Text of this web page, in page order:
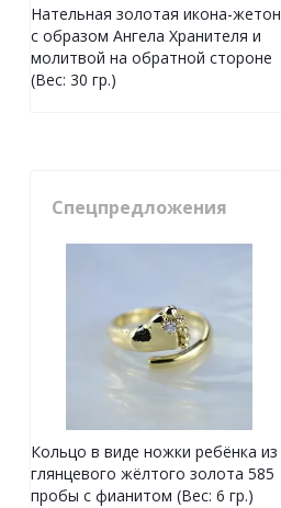
Нательная золотая икона-жетон
с образом Ангела Хранителя и
молитвой на обратной стороне
(Вес: 30 гр.)
Спецпредложения
Кольцо в виде ножки ребёнка из
глянцевого жёлтого золота 585
пробы с фианитом (Вес: 6 гр.)